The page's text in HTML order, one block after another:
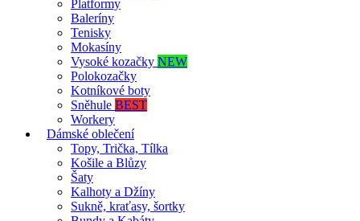
Platformy
Baleríny
Tenisky
Mokasíny
Vysoké kozačky NEW
Polokozačky
Kotníkové boty
Sněhule BEST
Workery
Dámské oblečení
Topy, Trička, Tílka
Košile a Blůzy
Šaty
Kalhoty a Džíny
Sukně, kraťasy, šortky